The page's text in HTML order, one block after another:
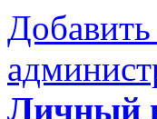
Личный